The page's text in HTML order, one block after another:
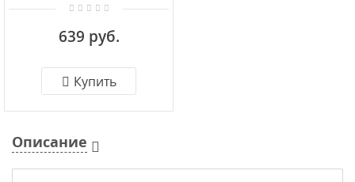
639 руб.
Купить
Описание